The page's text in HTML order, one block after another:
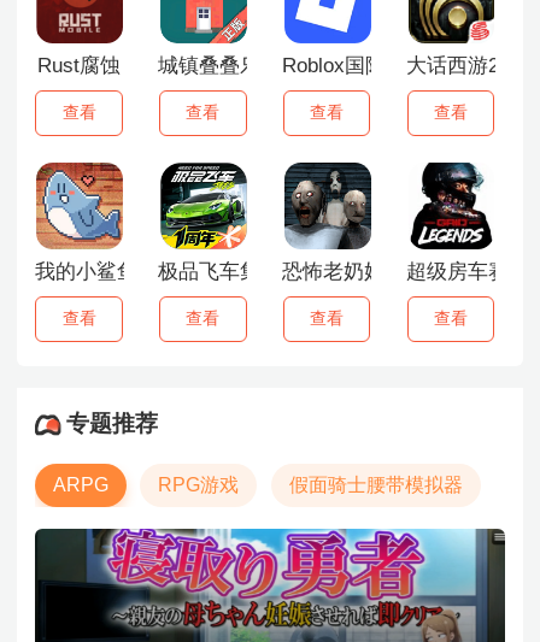
Rust腐蚀
查看
城镇叠叠乐手机版
查看
Roblox国际服
查看
大话西游2口
查看
我的小鲨鱼正版
查看
极品飞车集结
查看
恐怖老奶奶3中文版
查看
超级房车赛传
查看
专题推荐
ARPG RPG游戏 假面骑士腰带模拟器